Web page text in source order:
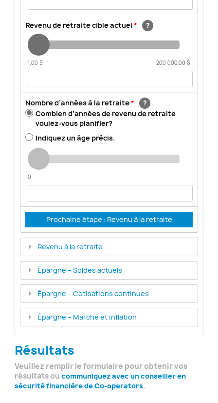
Revenu de retraite cible actuel *
1,00 $ 200 000,00 $
Nombre d’années à la retraite*
Combien d’années de revenu de retraite
voulez-vous planifier?
Indiquez un âge précis.
0
Prochaine étape : Revenu à la retraite
Revenu à la retraite
Épargne – Soldes actuels
Épargne – Cotisations continues
Épargne – Marché et inflation
Résultats
Veuillez remplir le formulaire pour obtenir vos
résultats ou communiquez avec un conseiller en
sécurité financière deCo-operators.